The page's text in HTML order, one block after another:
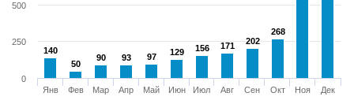
140
140
50
50
90
90 93
93 97
97 129
129 156
156 171
171 202
202
268
268
Янв Фев Мар Апр Май Июн Июл Авг Сен Окт Ноя Дек
0
250
500